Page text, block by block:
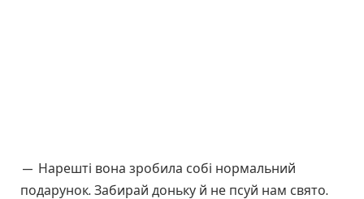
— Нарешті вона зробила собі нормальний
подарунок. Забирай доньку й не псуй нам свято.